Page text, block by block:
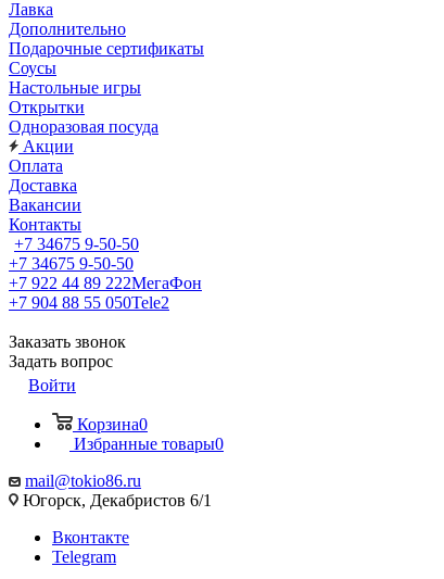
Лавка
Дополнительно
Подарочные сертификаты
Соусы
Настольные игры
Открытки
Одноразовая посуда
Акции
Оплата
Доставка
Вакансии
Контакты
+7 34675 9-50-50
+7 34675 9-50-50
+7 922 44 89 222МегаФон
+7 904 88 55 050Tele2
Заказать звонок
Задать вопрос
Войти
Корзина0
Избранные товары0
mail@tokio86.ru
Югорск, Декабристов 6/1
Вконтакте
Telegram